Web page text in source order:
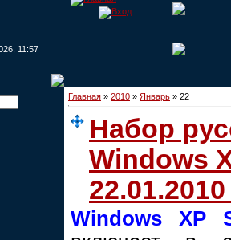
11:57
Главная » 2010 » Январь » 22
Набор
Windows
Windows XP